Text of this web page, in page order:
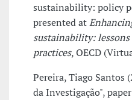
sustainability: policy
presented at
sustainability:
practices, OECD
Pereira, Tiago Santos
da Investigação",